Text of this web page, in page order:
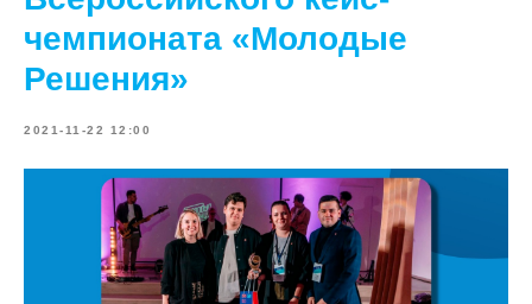
чемпионата «Молодые
Решения»
2021-11-22 12:00